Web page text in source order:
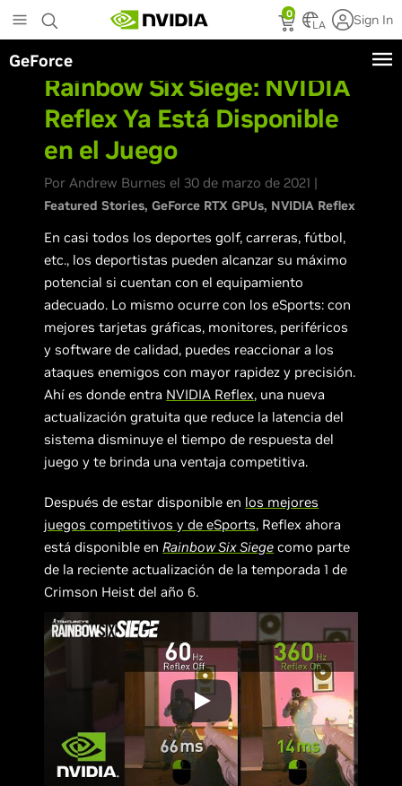
to
main
content
0
LA Sign In
GeForce
Rainbow Six Siege: NVIDIA
Reflex Ya Está Disponible
en el Juego
Por Andrew Burnes el 30 de marzo de 2021 |
Featured Stories GeForce RTX GPUs NVIDIA Reflex
En casi todos los deportes golf, carreras, fútbol,
etc., los deportistas pueden alcanzar su máximo
potencial si cuentan con el equipamiento
adecuado. Lo mismo ocurre con los eSports: con
mejores tarjetas gráficas, monitores, periféricos
y software de calidad, puedes reaccionar a los
ataques enemigos con mayor rapidez y precisión.
Ahí es donde entra NVIDIA Reflex, una nueva
actualización gratuita que reduce la latencia del
sistema disminuye el tiempo de respuesta del
juego y te brinda una ventaja competitiva.
Después de estar disponible en los mejores
juegos competitivos y de eSports, Reflex ahora
está disponible enRainbow Six Siege como parte
de la reciente actualización de la temporada 1 de
Crimson Heist del año 6.